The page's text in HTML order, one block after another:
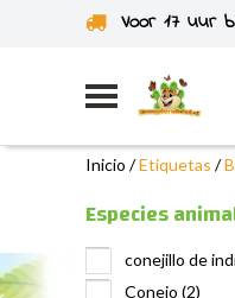
Voor 17 uur
Enviado
Inicio /Etiquetas /
Especies
conejillo de
Conejo (2)